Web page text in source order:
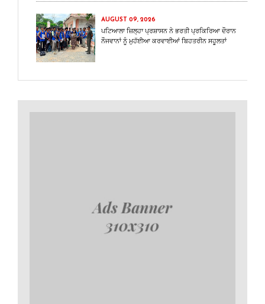
AUGUST 09, 2026
ਪਟਿਆਲਾ ਜ਼ਿਲ੍ਹਾ ਪ੍ਰਸ਼ਾਸਨ ਨੇ ਭਰਤੀ ਪ੍ਰਕਿਰਿਆ ਦੌਰਾਨ
ਨੌਜਵਾਨਾਂ ਨੂੰ ਮੁਹੱਈਆ ਕਰਵਾਈਆਂ ਬਿਹਤਰੀਨ ਸਹੂਲਤਾਂ